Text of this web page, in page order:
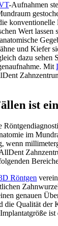
-Aufnahmen
Wert lassen
und Kiefer
dazu sehen
Mit
ist
im
wenn
Röntgen
genauen
die Qualität der
ist